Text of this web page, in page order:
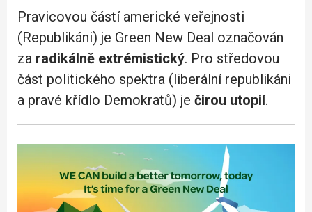
Pravicovou částí americké veřejnosti
(Republikáni) je Green New Deal označován
za radikálně extrémistický. Pro středovou
část politického spektra (liberální republikáni
a pravé křídlo Demokratů) je čirou utopií.